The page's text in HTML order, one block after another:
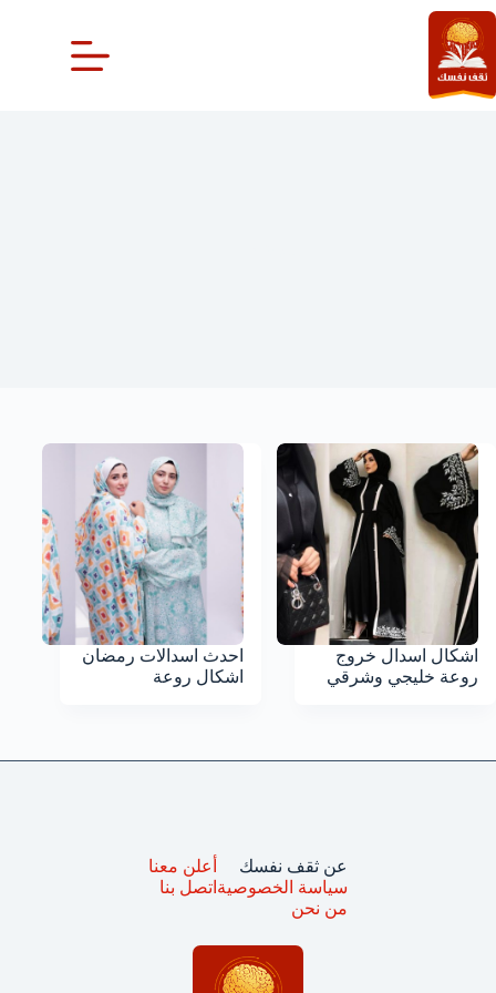
التجاوز
إلى
المحتوى
اشكال اسدال خروج
روعة خليجي وشرقي
احدث اسدالات رمضان
اشكال روعة
عن ثقف نفسك
سياسة الخصوصية
من نحن
أعلن معنا
اتصل بنا